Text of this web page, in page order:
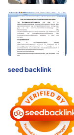
seed backlink